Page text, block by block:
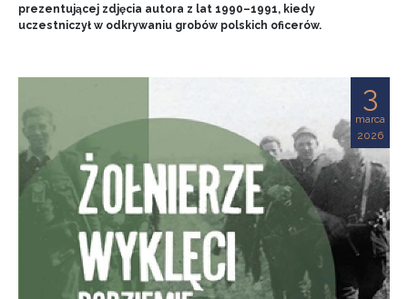
prezentującej zdjęcia autora z lat 1990–1991, kiedy
uczestniczył w odkrywaniu grobów polskich oficerów.
3
marca
2026